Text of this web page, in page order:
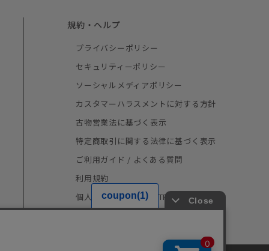
規約・ヘルプ
プライバシーポリシー
セキュリティーポリシー
ソーシャルメディアポリシー
カスタマーハラスメントに対する方針
古物営業法に基づく表示
特定商取引に関する法律に基づく表示
ご利用ガイド / よくある質問
利用規約
個人情報の取り扱い（TRUSTe）